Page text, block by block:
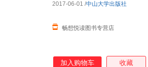
畅想悦读图书专营店
2017-06-01 /中山大学出版社
加入购物车 收藏